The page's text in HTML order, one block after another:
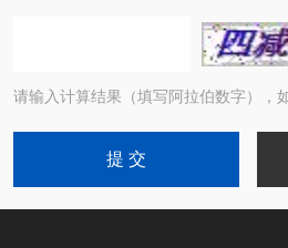
请输入计算结果（填写阿拉伯数字），